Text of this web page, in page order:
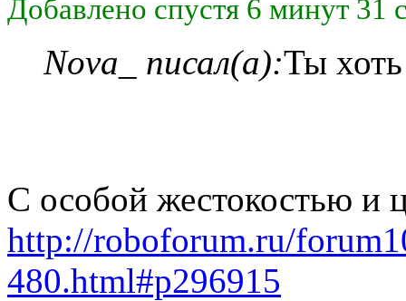
Добавлено спустя 6 минут 31
Nova_ писал(а):Ты
С особой жестокостью и
http://roboforum.ru/
480.html#p296915